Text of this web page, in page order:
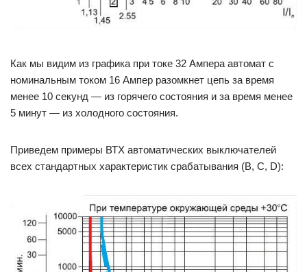
Как мы видим из графика при токе 32 Ампера автомат с
номинальным током 16 Ампер разомкнет цепь за время
менее 10 секунд — из горячего состояния и за время менее
5 минут — из холодного состояния.
Приведем примеры ВТХ автоматических выключателей
всех стандартных характеристик срабатывания (B, C, D):